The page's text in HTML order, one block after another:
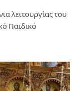
λειτουργίας του
Παιδικό